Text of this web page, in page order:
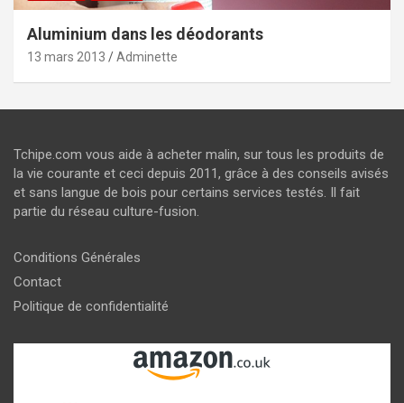
Aluminium dans les déodorants
13 mars 2013 Adminette
Tchipe.com vous aide à acheter malin, sur tous les produits de
la vie courante et ceci depuis 2011, grâce à des conseils avisés
et sans langue de bois pour certains services testés. Il fait
partie du réseau culture-fusion.
Conditions Générales
Contact
Politique de confidentialité